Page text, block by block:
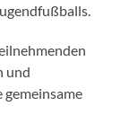
und